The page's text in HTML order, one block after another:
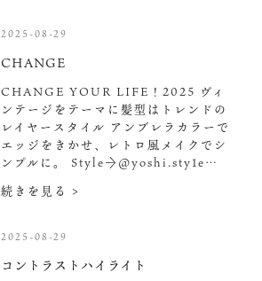
2025-08-29
CHANGE
CHANGE YOUR LIFE！2025 ヴィ
ンテージをテーマに髪型はトレンドの
レイヤースタイル アンブレラカラーで
エッジをきかせ、レトロ風メイクでシ
ンプルに。 Style→@yoshi.sty1e…
続きを見る >
2025-08-29
コントラストハイライト